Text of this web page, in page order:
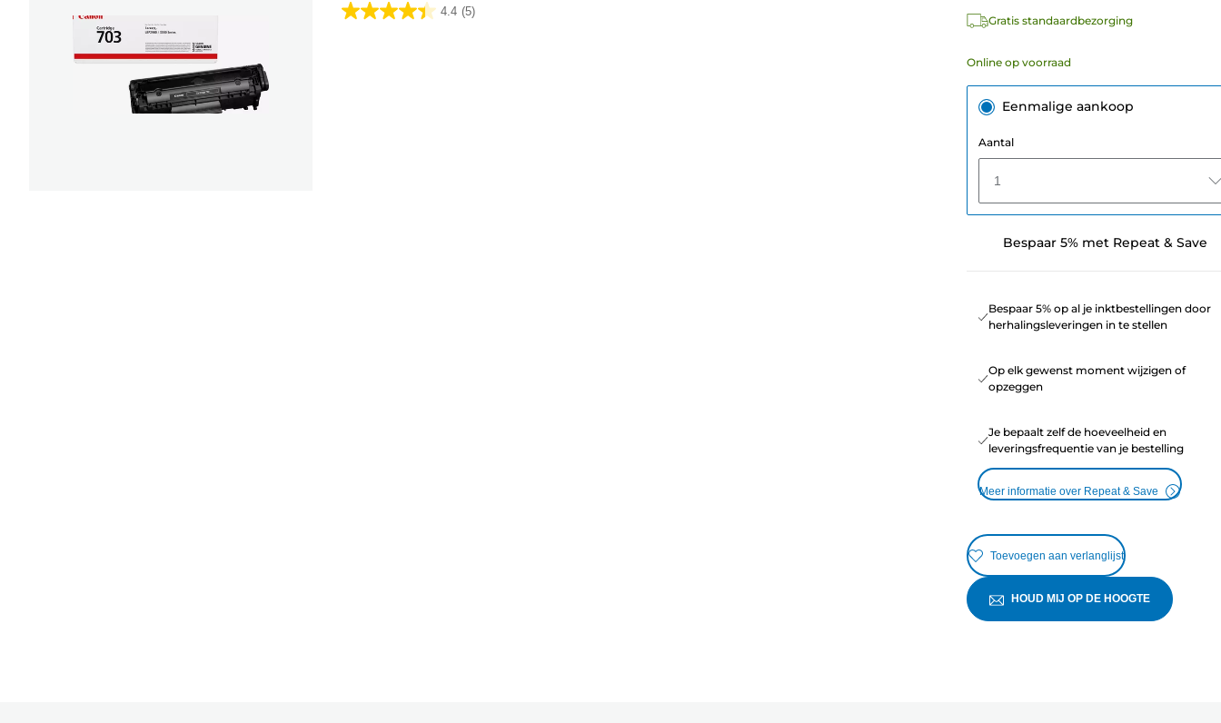
4.4 (5)
4.4
Gratis standaardbezorging
Online op voorraad
Eenmalige aankoop
Aantal
1
Bespaar 5% met Repeat & Save
Bespaar 5% op al je inktbestellingen door
herhalingsleveringen in te stellen
Op elk gewenst moment wijzigen of
opzeggen
Je bepaalt zelf de hoeveelheid en
leveringsfrequentie van je bestelling
Meer informatie over Repeat & Save
Toevoegen aan verlanglijst
HOUD MIJ OP DE HOOGTE